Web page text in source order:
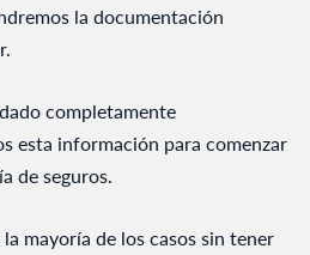
la documentación
completamente
esta información para comenzar
de seguros.
mayoría de los casos sin tener